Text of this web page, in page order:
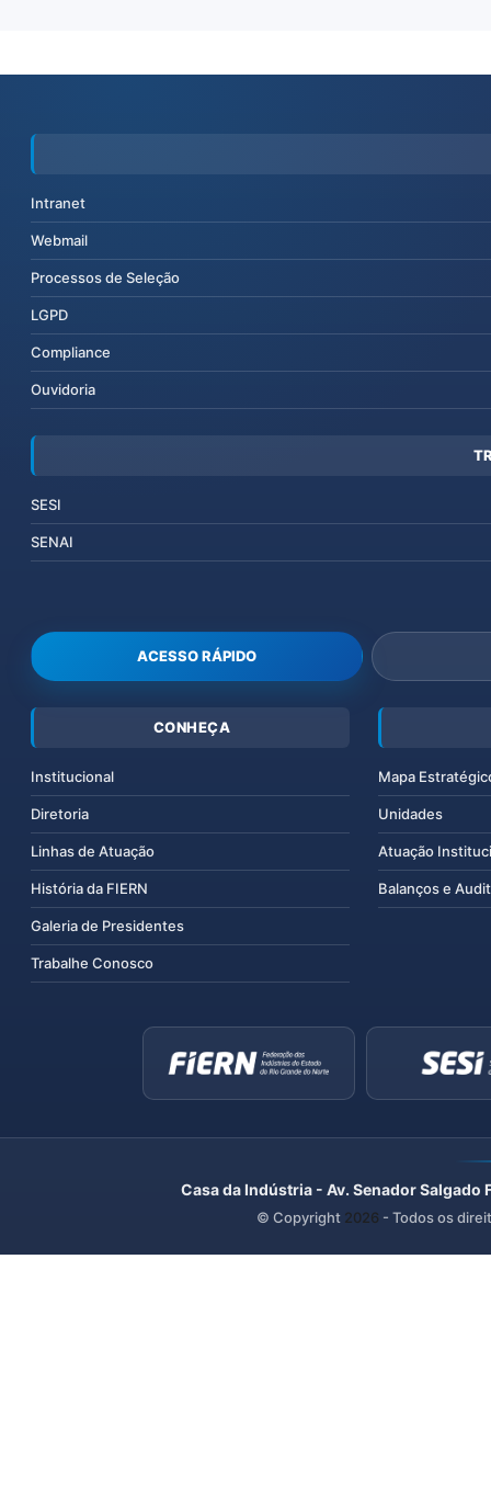
Intranet
Webmail
Processos de Seleção
LGPD
Compliance
Ouvidoria
SESI
SENAI
ACESSO RÁPIDO
CONHEÇA
Institucional
Diretoria
Linhas de Atuação
História da FIERN
Galeria de Presidentes
Trabalhe Conosco
Mapa
Unidades
Atuação
Balanços e
Casa da Indústria - Av. Senador
© Copyright 2026 - Todos os